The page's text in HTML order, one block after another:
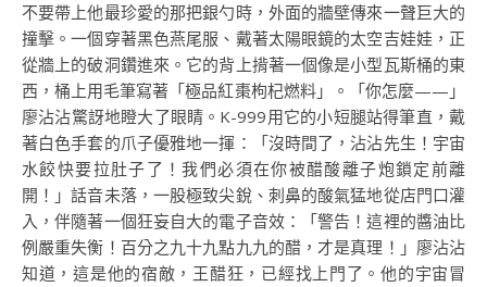
不要帶上他最珍愛的那把銀勺時，外面的牆壁傳來一聲巨大的
撞擊。一個穿著黑色燕尾服、戴著太陽眼鏡的太空吉娃娃，正
從牆上的破洞鑽進來。它的背上揹著一個像是小型瓦斯桶的東
西，桶上用毛筆寫著「極品紅棗枸杞燃料」。「你怎麼——」
廖沾沾驚訝地瞪大了眼睛。K-999用它的小短腿站得筆直，戴
著白色手套的爪子優雅地一揮：「沒時間了，沾沾先生！宇宙
水餃快要拉肚子了！我們必須在你被醋酸離子炮鎖定前離
開！」話音未落，一股極致尖銳、刺鼻的酸氣猛地從店門口灌
入，伴隨著一個狂妄自大的電子音效：「警告！這裡的醬油比
例嚴重失衡！百分之九十九點九九的醋，才是真理！」廖沾沾
知道，這是他的宿敵，王醋狂，已經找上門了。他的宇宙冒